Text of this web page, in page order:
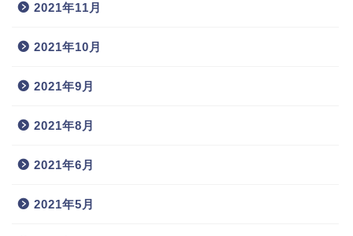
2021年11月
2021年10月
2021年9月
2021年8月
2021年6月
2021年5月